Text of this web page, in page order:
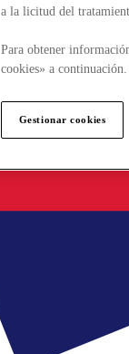
a la licitud del
Para obtener
cookies» a continuación.
Gestionar cookies